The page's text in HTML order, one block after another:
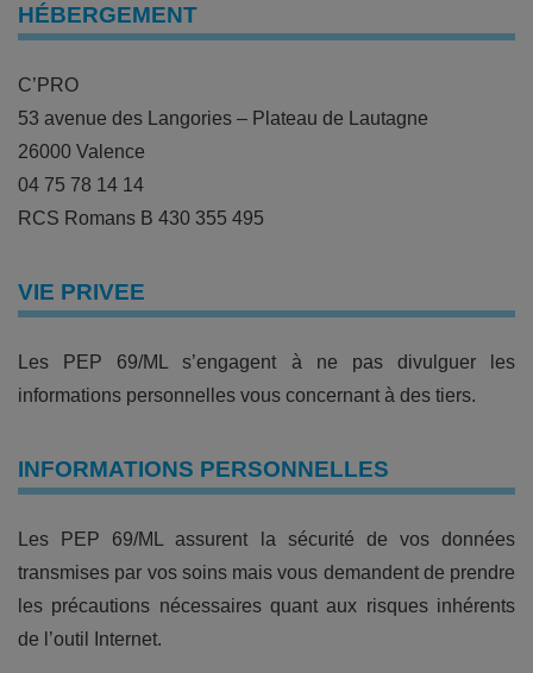
HÉBERGEMENT
C’PRO
53 avenue des Langories – Plateau de Lautagne
26000 Valence
04 75 78 14 14
RCS Romans B 430 355 495
VIE PRIVEE
Les PEP 69/ML s’engagent à ne pas divulguer les
informations personnelles vous concernant à des tiers.
INFORMATIONS PERSONNELLES
Les PEP 69/ML assurent la sécurité de vos données
transmises par vos soins mais vous demandent de prendre
les précautions nécessaires quant aux risques inhérents
de l’outil Internet.